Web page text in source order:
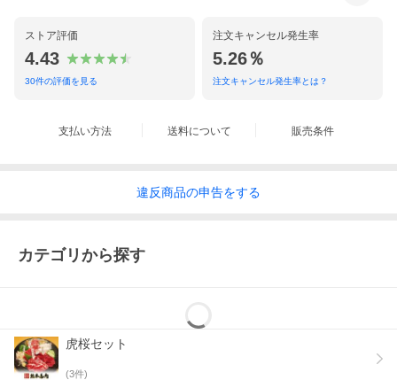
ストア評価
4.43
30件の評価を見る
注文キャンセル発生率
5.26％
注文キャンセル発生率とは？
支払い方法 送料について 販売条件
違反商品の申告をする
カテゴリから探す
虎桜セット
(3件)